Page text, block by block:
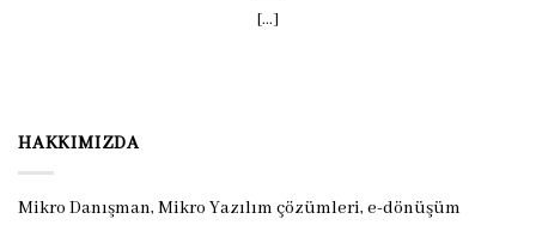
[...]
HAKKIMIZDA
Mikro Danışman, Mikro Yazılım çözümleri, e-dönüşüm